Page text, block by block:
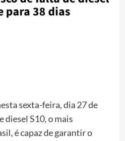
para 38 dias
sexta-feira, dia 27 de
diesel S10, o mais
é capaz de garantir o